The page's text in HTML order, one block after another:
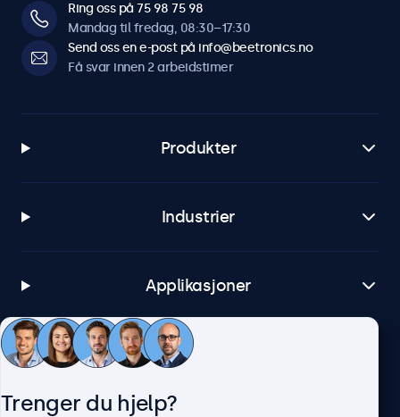
Ring oss på 75 98 75 98
Mandag til fredag, 08:30–17:30
Send oss en e-post på info@beetronics.no
Få svar innen 2 arbeidstimer
Produkter
Industrier
Applikasjoner
Kundeservice
Trenger du hjelp?